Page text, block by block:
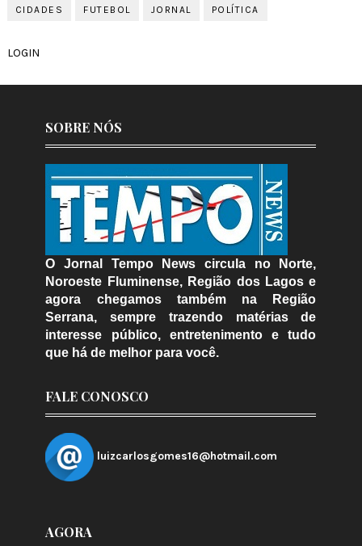
CIDADES FUTEBOL JORNAL POLÍTICA
LOGIN
SOBRE NÓS
O Jornal Tempo News circula no Norte,
Noroeste Fluminense, Região dos Lagos e
agora chegamos também na Região
Serrana, sempre trazendo matérias de
interesse público, entretenimento e tudo
que há de melhor para você.
FALE CONOSCO
luizcarlosgomes16@hotmail.com
AGORA